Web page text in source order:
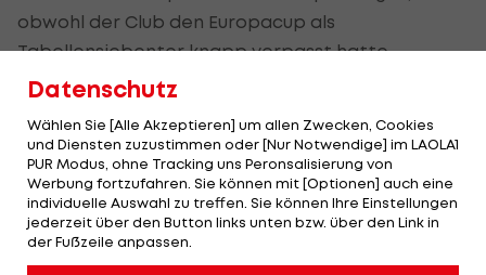
obwohl der Club den Europacup als
Tabellensiebenter knapp verpasst hatte.
Crystal Palaceklagte vor dem CAS auf eine
Zurückstufung in die Europa League bei einer
gleichzeitigen Ablehnung der Teilnahme von
Nottingham. Alternativ wird die Wiederaufnahme
in die Europa League bei gleichzeitiger Ablehnung
der Teilnahme von Lyon beantragt.
Datenschutz
Wählen Sie [Alle Akzeptieren] um allen Zwecken, Cookies
und Diensten zuzustimmen oder [Nur Notwendige] im LAOLA1
PUR Modus, ohne Tracking uns Peronsalisierung von
Werbung fortzufahren. Sie können mit [Optionen] auch eine
individuelle Auswahl zu treffen. Sie können Ihre Einstellungen
jederzeit über den Button links unten bzw. über den Link in
der Fußzeile anpassen.